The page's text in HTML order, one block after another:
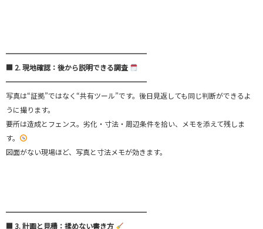
━━━━━━━━━━━━━━━━━━━━
■ 2. 現地確認：後から説明できる調査
━━━━━━━━━━━━━━━━━━━━
写真は“証拠”ではなく“共有ツール”です。後日見返しても同じ判断ができるよ
うに撮ります。
要所は造成とフェンス。劣化・寸法・周辺条件を拾い、メモを添えて残しま
す。
図面がない現場ほど、写真と寸法メモが効きます。
━━━━━━━━━━━━━━━━━━━━
■ 3. 計画と見積：揉めない書き方